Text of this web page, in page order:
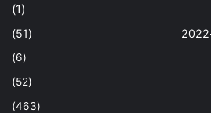
(1)
(51)
(6)
(52)
(463)